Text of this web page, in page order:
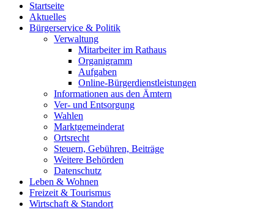
Startseite
Aktuelles
Bürgerservice & Politik
Verwaltung
Mitarbeiter im Rathaus
Organigramm
Aufgaben
Online-Bürgerdienstleistungen
Informationen aus den Ämtern
Ver- und Entsorgung
Wahlen
Marktgemeinderat
Ortsrecht
Steuern, Gebühren, Beiträge
Weitere Behörden
Datenschutz
Leben & Wohnen
Freizeit & Tourismus
Wirtschaft & Standort